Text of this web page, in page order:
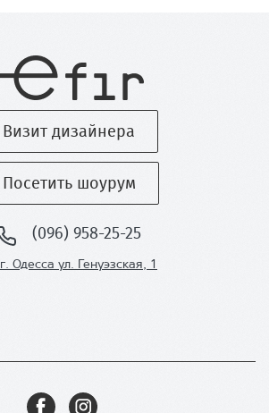
г. Одесса ул. Генуэзская, 1
(096) 958-25-25
Посетить шоурум
Визит дизайнера